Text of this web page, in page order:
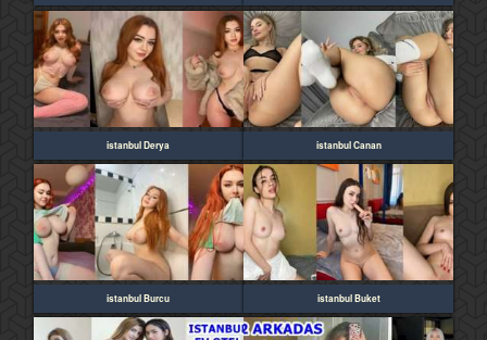
istanbul Derya istanbul Canan
istanbul Burcu istanbul Buket